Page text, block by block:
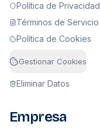
Política de Privacidad
Términos de Servicio
Política de Cookies
Gestionar Cookies
Eliminar Datos
Empresa